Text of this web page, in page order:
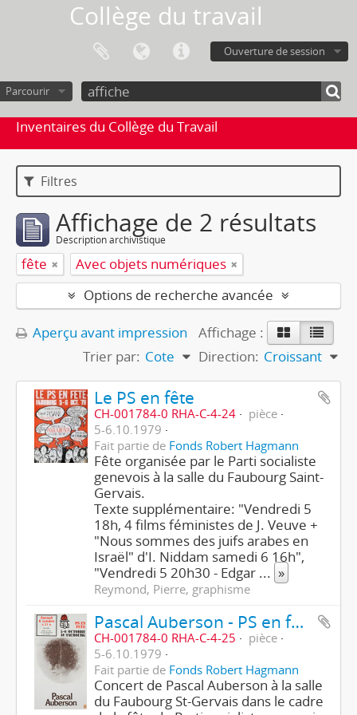
Collège du travail
Ouverture de session
Parcourir
Inventaires du Collège du Travail
Filtres
Affichage de 2 résultats
Description archivistique
fête
Avec objets numériques
Options de recherche avancée
Aperçu avant impression
Affichage :
Trier par: Cote Direction: Croissant
Le PS en fête
CH-001784-0 RHA-C-4-24
pièce
5-6.10.1979
Fait partie de Fonds Robert Hagmann
Fête organisée par le Parti socialiste
genevois à la salle du Faubourg Saint-
Gervais.
Texte supplémentaire: "Vendredi 5
18h, 4 films féministes de J. Veuve +
"Nous sommes des juifs arabes en
Israël" d'I. Niddam samedi 6 16h",
"Vendredi 5 20h30 - Edgar ... »
Reymond, Pierre, graphisme
Pascal Auberson - PS en fête
CH-001784-0 RHA-C-4-25
pièce
5-6.10.1979
Fait partie de Fonds Robert Hagmann
Concert de Pascal Auberson à la salle
du Faubourg St-Gervais dans le cadre